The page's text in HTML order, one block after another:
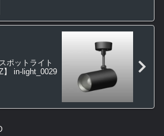
ポットライト
】 in-light_0029